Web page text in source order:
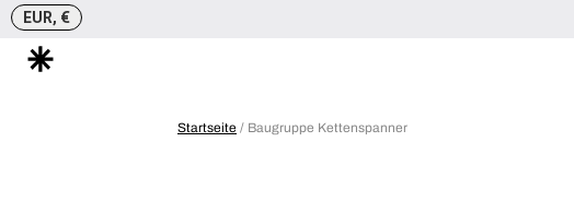
EUR, €
Startseite / Baugruppe Kettenspanner